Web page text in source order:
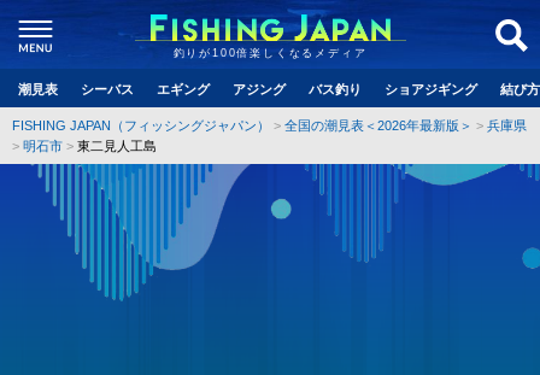
釣りが100倍楽しくなるメディア
潮見表 シーバス エギング アジング バス釣り ショアジギング 結び
FISHING JAPAN（フィッシングジャパン） 全国の潮見表＜2026年最新版＞
兵庫県
明石市
東二見人工島